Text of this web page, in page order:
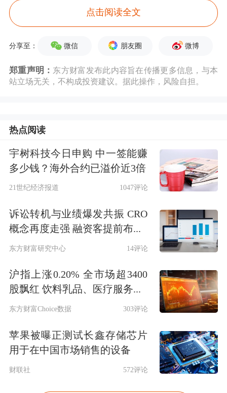
主动退市还真是个高明的选择。
虽然这种猜测有以小人之心度君子之腹
竟在面对退市的时候，有些公司的不作
承担赔偿投资者的责任，有的公司对股
救。正因为有着这样的教训，所以对于
*ST亚星选择主动退市的做法，难免有
舆论会作为恶意的推测。
实际上，这也是某些投资者并不了解主
司的主动放弃自救是完全不同的。主动
退市并非是不作为，主动退市实际上就
资者的利益于不顾，它其实是对投资者
利益的一种保护。而且主动退市因为涉
点击阅读全文
分享至： 微信 朋友圈 微博
郑重声明： 东方财富发布此内容旨在传播更多信息，与本
站立场无关，不构成投资建议。据此操作，风险自担。
热点阅读
宇树科技今日申购 中一签能赚
多少钱？海外合约已溢价近3倍
21世纪经济报道 1047评论
诉讼转机与业绩爆发共振 CRO
概念再度走强 融资客提前布...
东方财富研究中心 14评论
沪指上涨0.20% 全市场超3400
股飘红 饮料乳品、医疗服务...
东方财富Choice数据 303评论
苹果被曝正测试长鑫存储芯片
用于在中国市场销售的设备
财联社 572评论